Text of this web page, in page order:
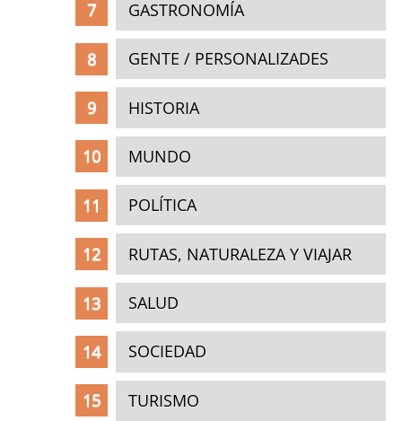
GASTRONOMÍA
GENTE / PERSONALIZADES
HISTORIA
MUNDO
POLÍTICA
RUTAS, NATURALEZA Y VIAJAR
SALUD
SOCIEDAD
TURISMO